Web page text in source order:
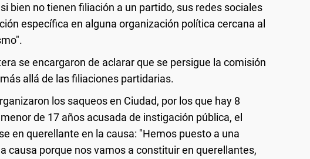
bien no tienen filiación a un partido, sus redes sociales
específica en alguna organización política cercana al
se encargaron de aclarar que se persigue la comisión
allá de las filiaciones partidarias.
los saqueos en Ciudad, por los que hay 8
de 17 años acusada de instigación pública, el
en querellante en la causa: "Hemos puesto a una
causa porque nos vamos a constituir en querellantes,